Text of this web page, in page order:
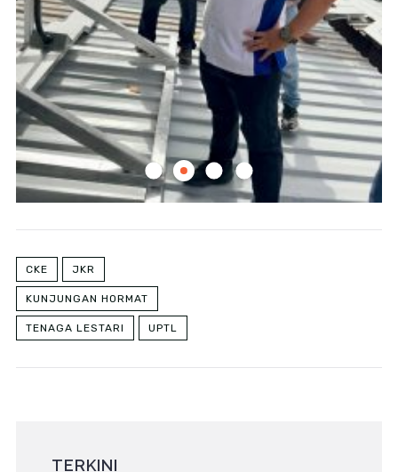
CKE JKR
KUNJUNGAN HORMAT
TENAGA LESTARI UPTL
TERKINI
MAJLIS BACAAN YASIN KHAS BAGI MENDOAKAN
KESEJAHTERAAN YAB DATO’ AMAR HAJI FADILLAH
BIN HAJI YUSOF – 6 OGOS 2026